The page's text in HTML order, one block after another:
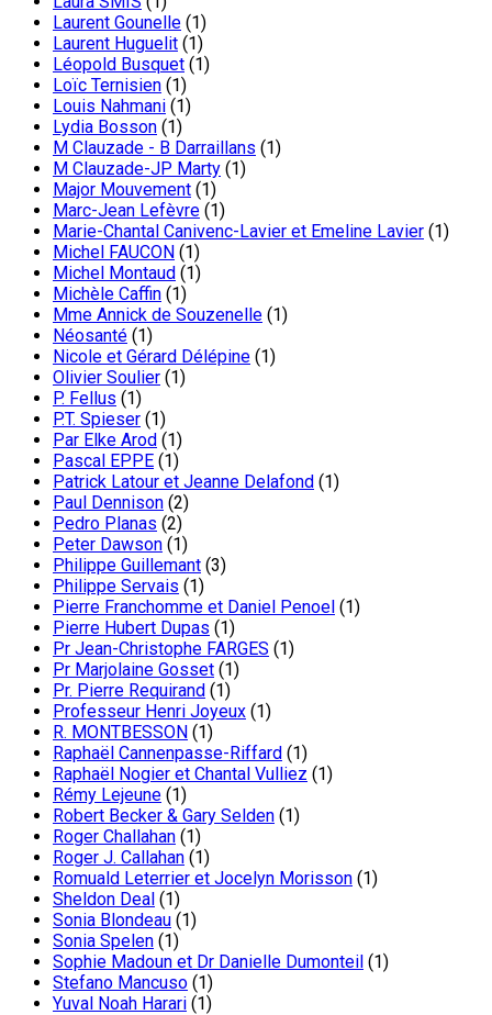
Laurent Gounelle (1)
Laurent Huguelit (1)
Léopold Busquet (1)
Loïc Ternisien (1)
Louis Nahmani (1)
Lydia Bosson (1)
M Clauzade - B Darraillans (1)
M Clauzade-JP Marty (1)
Major Mouvement (1)
Marc-Jean Lefèvre (1)
Marie-Chantal Canivenc-Lavier et Emeline Lavier (1)
Michel FAUCON (1)
Michel Montaud (1)
Michèle Caffin (1)
Mme Annick de Souzenelle (1)
Néosanté (1)
Nicole et Gérard Délépine (1)
Olivier Soulier (1)
P. Fellus (1)
P.T. Spieser (1)
Par Elke Arod (1)
Pascal EPPE (1)
Patrick Latour et Jeanne Delafond (1)
Paul Dennison (2)
Pedro Planas (2)
Peter Dawson (1)
Philippe Guillemant (3)
Philippe Servais (1)
Pierre Franchomme et Daniel Penoel (1)
Pierre Hubert Dupas (1)
Pr Jean-Christophe FARGES (1)
Pr Marjolaine Gosset (1)
Pr. Pierre Requirand (1)
Professeur Henri Joyeux (1)
R. MONTBESSON (1)
Raphaël Cannenpasse-Riffard (1)
Raphaël Nogier et Chantal Vulliez (1)
Rémy Lejeune (1)
Robert Becker & Gary Selden (1)
Roger Challahan (1)
Roger J. Callahan (1)
Romuald Leterrier et Jocelyn Morisson (1)
Sheldon Deal (1)
Sonia Blondeau (1)
Sonia Spelen (1)
Sophie Madoun et Dr Danielle Dumonteil (1)
Stefano Mancuso (1)
Yuval Noah Harari (1)